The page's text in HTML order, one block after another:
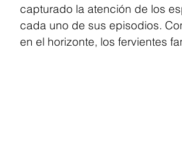
capturado la atención de los
cada uno de sus episodios.
en el horizonte, los fervientes